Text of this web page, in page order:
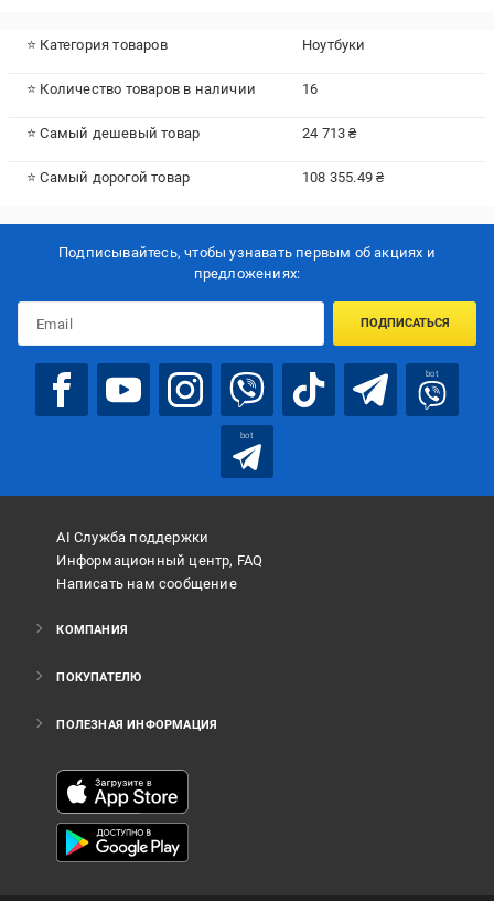
⭐ Категория товаров Ноутбуки
⭐ Количество товаров в наличии 16
⭐ Самый дешевый товар 24 713 ₴
⭐ Самый дорогой товар 108 355.49 ₴
Подписывайтесь, чтобы узнавать первым об акцияx и
предложениях:
ПОДПИСАТЬСЯ
bot
bot
AI Служба поддержки
Информационный центр, FAQ
Написать нам сообщение
КОМПАНИЯ
ПОКУПАТЕЛЮ
ПОЛЕЗНАЯ ИНФОРМАЦИЯ